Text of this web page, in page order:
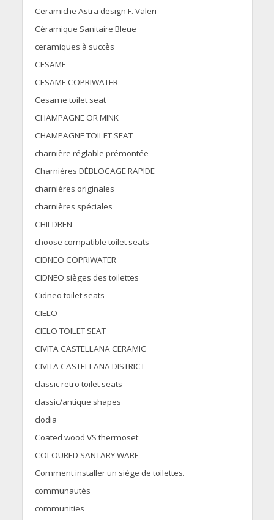
Ceramiche Astra design F. Valeri
Céramique Sanitaire Bleue
ceramiques à succès
CESAME
CESAME COPRIWATER
Cesame toilet seat
CHAMPAGNE OR MINK
CHAMPAGNE TOILET SEAT
charnière réglable prémontée
Charnières DÉBLOCAGE RAPIDE
charnières originales
charnières spéciales
CHILDREN
choose compatible toilet seats
CIDNEO COPRIWATER
CIDNEO sièges des toilettes
Cidneo toilet seats
CIELO
CIELO TOILET SEAT
CIVITA CASTELLANA CERAMIC
CIVITA CASTELLANA DISTRICT
classic retro toilet seats
classic/antique shapes
clodia
Coated wood VS thermoset
COLOURED SANTARY WARE
Comment installer un siège de toilettes.
communautés
communities